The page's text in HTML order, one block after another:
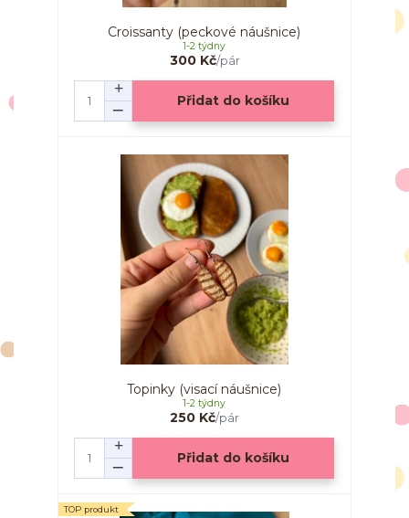
Croissanty (peckové náušnice)
300 Kč/pár
1-2 týdny
Přidat do košíku
Topinky (visací náušnice)
250 Kč/pár
1-2 týdny
Přidat do košíku
TOP produkt